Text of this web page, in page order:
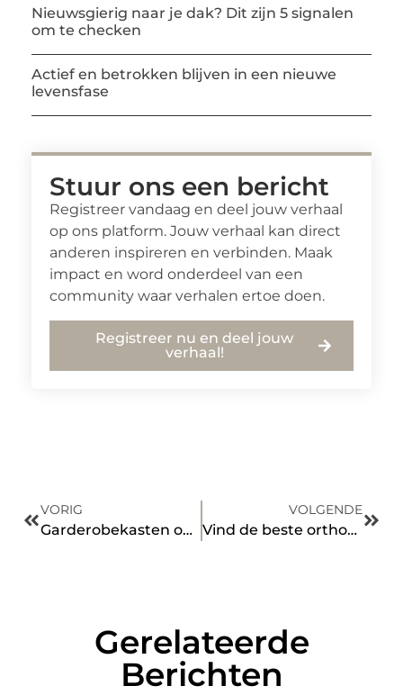
Nieuwsgierig naar je dak? Dit zijn 5 signalen
om te checken
Actief en betrokken blijven in een nieuwe
levensfase
Stuur ons een bericht
Registreer vandaag en deel jouw verhaal
op ons platform. Jouw verhaal kan direct
anderen inspireren en verbinden. Maak
impact en word onderdeel van een
community waar verhalen ertoe doen.
Registreer nu en deel jouw
verhaal!
VORIG
Garderobekasten op school: netjes en opgeruimd
VOLGENDE
Vind de beste orthopedische schoenen in Sneek voor optimale voetgezondheid
Gerelateerde
Berichten